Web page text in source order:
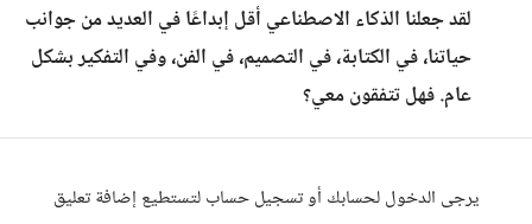
لقد جعلنا الذكاء الاصطناعي أقل إبداعًا في العديد من جوانب
حياتنا، في الكتابة، في التصميم، في الفن، وفي التفكير بشكل
عام. فهل تتفقون معي؟
يرجى الدخول لحسابك أو تسجيل حساب لتستطيع إضافة تعليق